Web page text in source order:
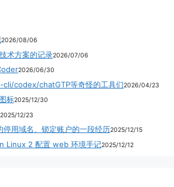
2026/08/06
术方案的记录2026/07/06
2026/06/30
codex/chatGTP等奇怪的工具们2026/04/23
标2025/12/30
2025/12/23
用域名、锁定账户的一段经历2025/12/15
Linux 2 配置 web 环境手记2025/12/12